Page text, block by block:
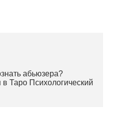
абьюзера?
Таро Психологический